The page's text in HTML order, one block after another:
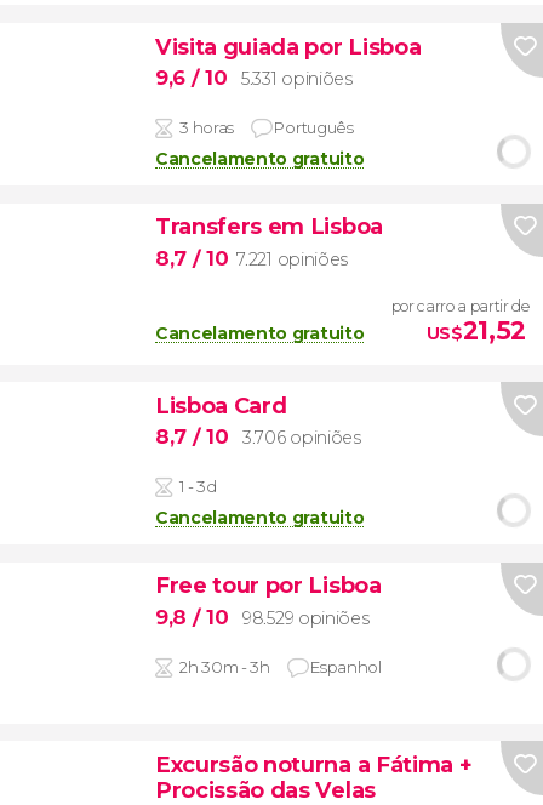
Visita guiada por Lisboa
9,6 / 10 5.331 opiniões
3 horas Português
Cancelamento gratuito
Transfers em Lisboa
8,7 / 10 7.221 opiniões
Cancelamento gratuito
por carro a partir de
US$21,52
Lisboa Card
8,7 / 10 3.706 opiniões
1 - 3d
Cancelamento gratuito
Free tour por Lisboa
9,8 / 10 98.529 opiniões
2h 30m - 3h Espanhol
Excursão noturna a Fátima +
Procissão das Velas